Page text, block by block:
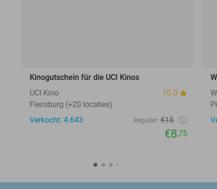
Kinogutschein für die UCI Kinos
UCI Kino
10.0
Flensburg (+20 locaties)
Verkocht: 4.643
Regulier €15
€8,75